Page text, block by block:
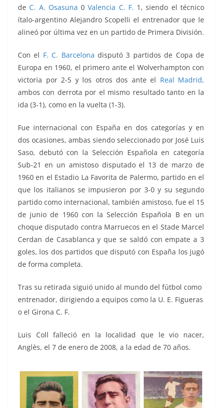
de C. A. Osasuna 0Valencia C. F. 1, siendo el técnico
ítalo-argentino Alejandro Scopelli el entrenador que le
alineó por última vez en un partido de Primera División.
Con el F. C. Barcelona disputó 3 partidos de Copa de
Europa en 1960, el primero ante el Wolverhampton con
victoria por 2-5 y los otros dos ante el Real Madrid,
ambos con derrota por el mismo resultado tanto en la
ida (3-1), como en la vuelta (1-3).
Fue internacional con España en dos categorías y en
dos ocasiones, ambas siendo seleccionado por José Luis
Saso, debutó con la Selección Española en categoría
Sub-21 en un amistoso disputado el 13 de marzo de
1960 en el Estadio La Favorita de Palermo, partido en el
que los italianos se impusieron por 3-0 y su segundo
partido como internacional, también amistoso, fue el 15
de junio de 1960 con la Selección Española B en un
choque disputado contra Marruecos en el Stade Marcel
Cerdan de Casablanca y que se saldó con empate a 3
goles, los dos partidos que disputó con España los jugó
de forma completa.
Tras su retirada siguió unido al mundo del fútbol como
entrenador, dirigiendo a equipos como la U. E. Figueras
o el Girona C. F.
Luis Coll falleció en la localidad que le vio nacer,
Anglès, el 7 de enero de 2008, a la edad de 70 años.